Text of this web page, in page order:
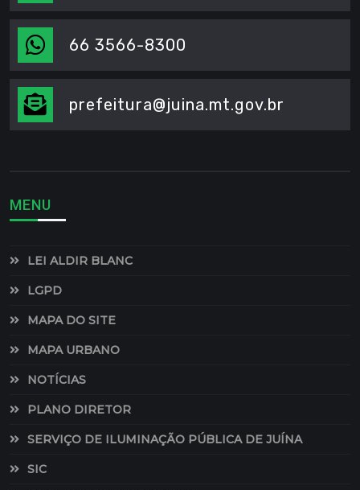
66 3566-8300
prefeitura@juina.mt.gov.br
MENU
LEI ALDIR BLANC
LGPD
MAPA DO SITE
MAPA URBANO
NOTÍCIAS
PLANO DIRETOR
SERVIÇO DE ILUMINAÇÃO PÚBLICA DE JUÍNA
SIC